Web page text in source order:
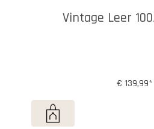
Vintage Leer
€ 139,99*